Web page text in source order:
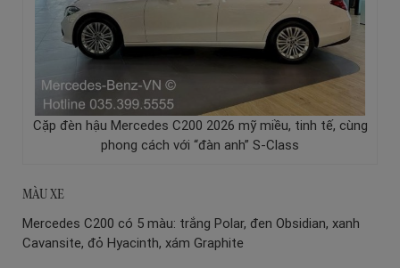
Cặp đèn hậu Mercedes C200 2026 mỹ miều, tinh tế, cùng
phong cách với “đàn anh” S-Class
MÀU XE
Mercedes C200 có 5 màu: trắng Polar, đen Obsidian, xanh
Cavansite, đỏ Hyacinth, xám Graphite